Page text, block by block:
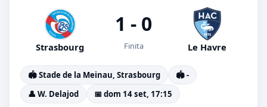
Strasbourg
1 - 0
Finita Le Havre
🏟️ Stade de la Meinau, Strasbourg
🏟️ -
👤 W. Delajod
📅 dom 14 set, 17:15